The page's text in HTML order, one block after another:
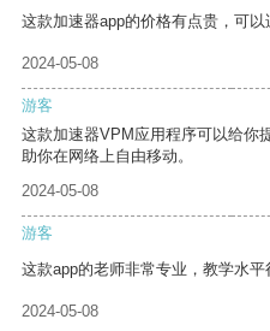
这款加速器app的价格有点贵，可以
2024-05-08
游客
这款加速器VPM应用程序可以给你
助你在网络上自由移动。
2024-05-08
游客
这款app的老师非常专业，教学水平
2024-05-08